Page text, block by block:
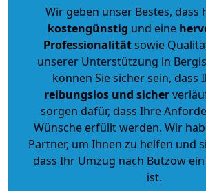
Wir geben unser Bestes, dass
kostengünstig und eine
Professionalitätsowie
unserer Unterstützung in
können Sie sicher sein, dass
reibungslos und sicher
sorgen dafür, dass Ihre
Wünsche erfüllt werden. Wir
Partner, um Ihnen zu helfen und
dass Ihr Umzug nach Bützow
ist.